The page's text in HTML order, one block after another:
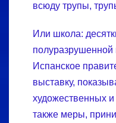
всюду трупы,
Или школа:
полуразрушенной
Испанское
выставку,
художественных
также меры,